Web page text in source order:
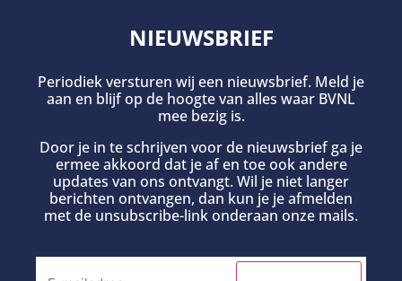
NIEUWSBRIEF
Periodiek versturen wij een nieuwsbrief. Meld je
aan en blijf op de hoogte van alles waar BVNL
mee bezig is.
Door je in te schrijven voor de nieuwsbrief ga je
ermee akkoord dat je af en toe ook andere
updates van ons ontvangt. Wil je niet langer
berichten ontvangen, dan kun je je afmelden
met de unsubscribe-link onderaan onze mails.